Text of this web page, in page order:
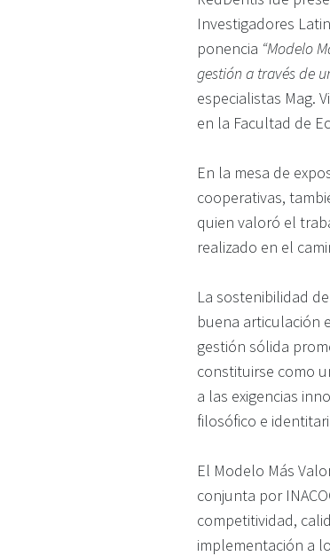
Investigadores
ponencia “Modelo
gestión a través de
especialistas Mag.
en la Facultad de
En la mesa de
cooperativas,
quien valoró el
realizado en el
La sostenibilidad
buena articulación
gestión sólida
constituirse como
a las exigencias
filosófico e
El Modelo Más
conjunta por
competitividad,
implementación a